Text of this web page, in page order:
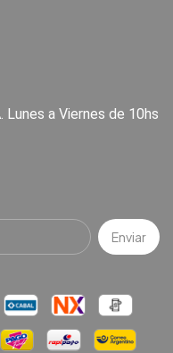
Lunes a Viernes de 10hs